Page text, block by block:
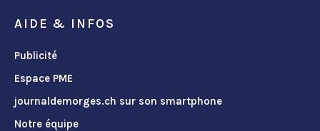
AIDE & INFOS
Publicité
Espace PME
journaldemorges.ch sur son smartphone
Notre équipe